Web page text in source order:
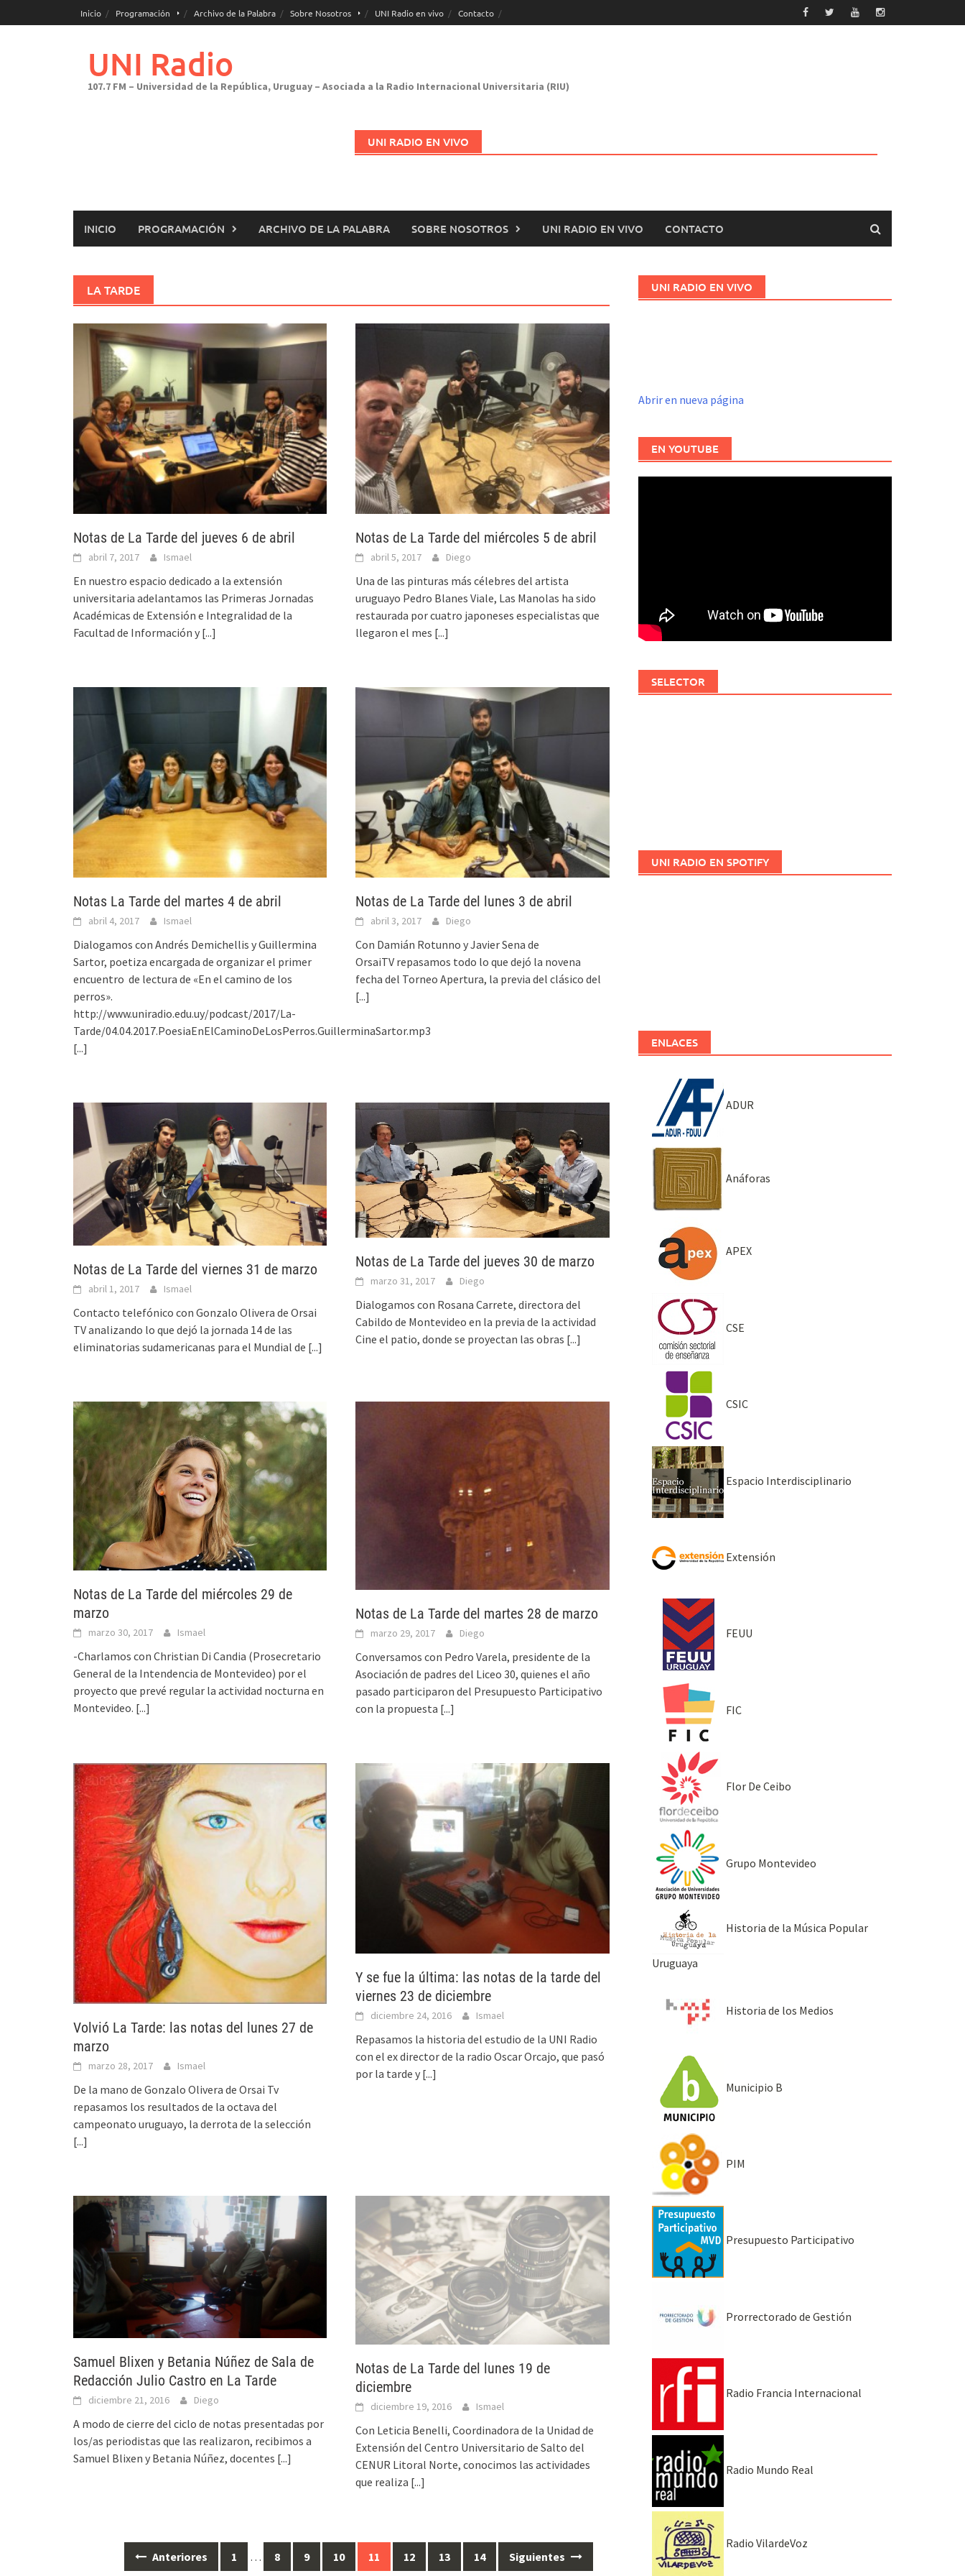
al
Inicio Programación Archivo de la Palabra Sobre Nosotros UNI Radio en vivo Contacto
UNI Radio
107.7 FM – Universidad de la República, Uruguay – Asociada a la Radio Internacional Universitaria (RIU)
UNI RADIO EN VIVO
INICIO PROGRAMACIÓN ARCHIVO DE LA PALABRA SOBRE NOSOTROS UNI RADIO EN VIVO CONTACTO
LA TARDE
Notas de La Tarde del jueves 6 de abril
abril 7, 2017 Ismael
En nuestro espacio dedicado a la extensión
universitaria adelantamos las Primeras Jornadas
Académicas de Extensión e Integralidad de la
Facultad de Información y [...]
Notas de La Tarde del miércoles 5 de abril
abril 5, 2017 Diego
Una de las pinturas más célebres del artista
uruguayo Pedro Blanes Viale, Las Manolas ha sido
restaurada por cuatro japoneses especialistas que
llegaron el mes [...]
Notas La Tarde del martes 4 de abril
abril 4, 2017 Ismael
Dialogamos con Andrés Demichellis y Guillermina
Sartor, poetiza encargada de organizar el primer
encuentro de lectura de «En el camino de los
perros».
http://www.uniradio.edu.uy/podcast/2017/La-
Tarde/04.04.2017.PoesiaEnElCaminoDeLosPerros.GuillerminaSartor.mp3
[...]
Notas de La Tarde del lunes 3 de abril
abril 3, 2017 Diego
Con Damián Rotunno y Javier Sena de
OrsaiTV repasamos todo lo que dejó la novena
fecha del Torneo Apertura, la previa del clásico del
[...]
Notas de La Tarde del viernes 31 de marzo
abril 1, 2017 Ismael
Contacto telefónico con Gonzalo Olivera de Orsai
TV analizando lo que dejó la jornada 14 de las
eliminatorias sudamericanas para el Mundial de [...]
Notas de La Tarde del jueves 30 de marzo
marzo 31, 2017 Diego
Dialogamos con Rosana Carrete, directora del
Cabildo de Montevideo en la previa de la actividad
Cine el patio, donde se proyectan las obras [...]
Notas de La Tarde del miércoles 29 de
marzo
marzo 30, 2017 Ismael
-Charlamos con Christian Di Candia (Prosecretario
General de la Intendencia de Montevideo) por el
proyecto que prevé regular la actividad nocturna en
Montevideo. [...]
Notas de La Tarde del martes 28 de marzo
marzo 29, 2017 Diego
Conversamos con Pedro Varela, presidente de la
Asociación de padres del Liceo 30, quienes el año
pasado participaron del Presupuesto Participativo
con la propuesta [...]
Volvió La Tarde: las notas del lunes 27 de
marzo
marzo 28, 2017 Ismael
De la mano de Gonzalo Olivera de Orsai Tv
repasamos los resultados de la octava del
campeonato uruguayo, la derrota de la selección
[...]
Y se fue la última: las notas de la tarde del
viernes 23 de diciembre
diciembre 24, 2016 Ismael
Repasamos la historia del estudio de la UNI Radio
con el ex director de la radio Oscar Orcajo, que pasó
por la tarde y [...]
Samuel Blixen y Betania Núñez de Sala de
Redacción Julio Castro en La Tarde
diciembre 21, 2016 Diego
A modo de cierre del ciclo de notas presentadas por
los/as periodistas que las realizaron, recibimos a
Samuel Blixen y Betania Núñez, docentes [...]
Notas de La Tarde del lunes 19 de
diciembre
diciembre 19, 2016 Ismael
Con Leticia Benelli, Coordinadora de la Unidad de
Extensión del Centro Universitario de Salto del
CENUR Litoral Norte, conocimos las actividades
que realiza [...]
Anteriores 1 … 8 9 10 11 12 13 14 Siguientes
UNI RADIO EN VIVO
Abrir en nueva página
EN YOUTUBE
SELECTOR
UNI RADIO EN SPOTIFY
ENLACES
ADUR
Anáforas
APEX
CSE
CSIC
Espacio Interdisciplinario
Extensión
FEUU
FIC
Flor De Ceibo
Grupo Montevideo
Historia de la Música Popular
Uruguaya
Historia de los Medios
Municipio B
PIM
Presupuesto Participativo
Prorrectorado de Gestión
Radio Francia Internacional
Radio Mundo Real
Radio VilardeVoz